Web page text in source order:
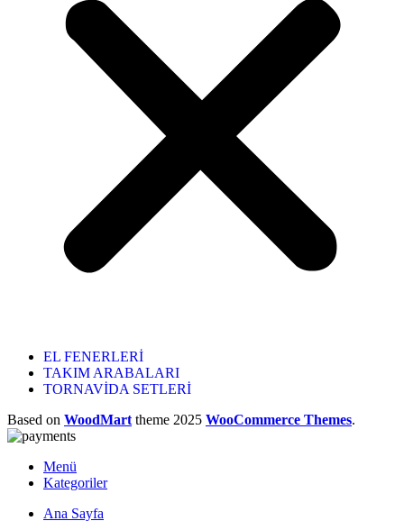
EL FENERLERİ
TAKIM ARABALARI
TORNAVİDA SETLERİ
Based on WoodMart theme 2025 WooCommerce Themes.
Menü
Kategoriler
Ana Sayfa